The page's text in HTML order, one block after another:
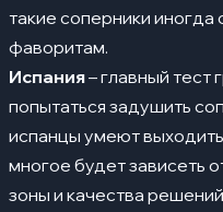
такие соперники
фаворитам.
Испания– главный тест
попытаться задушить
испанцы умеют
многое будет зависеть
зоны и качества